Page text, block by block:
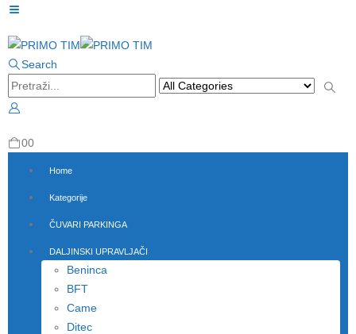
Search
00
Home
Kategorije
ČUVARI PARKINGA
DALJINSKI UPRAVLJAČI
Beninca
BFT
Came
Ditec